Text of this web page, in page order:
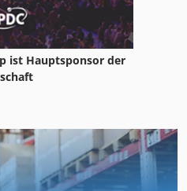
ist Hauptsponsor der